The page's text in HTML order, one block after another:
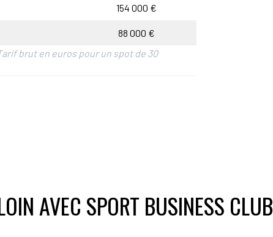
154 000 €
88 000 €
brut en euros pour un spot de 30
AVEC SPORT BUSINESS CLUB